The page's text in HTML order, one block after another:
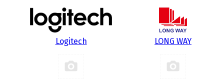
Logitech LONG WAY